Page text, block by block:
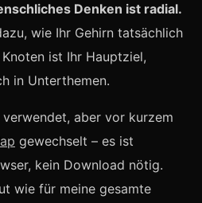
Denken ist radial.
wie Ihr Gehirn tatsächlich
ist Ihr Hauptziel,
in Unterthemen.
aber vor kurzem
gewechselt – es ist
kein Download nötig.
wie für meine gesamte